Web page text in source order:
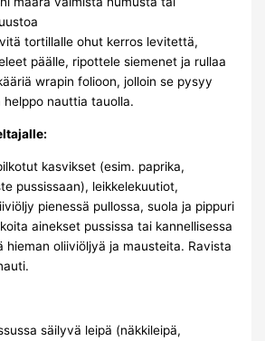
tortillalle ohut kerros levitettä,
päälle, ripottele siemenet ja rullaa
wrapin folioon, jolloin se pysyy
helppo nauttia tauolla.
kasvikset (esim. paprika,
pussissaan), leikkelekuutiot,
pienessä pullossa, suola ja pippuri
ainekset pussissa tai kannellisessa
hieman oliiviöljyä ja mausteita. Ravista
säilyvä leipä (näkkileipä,